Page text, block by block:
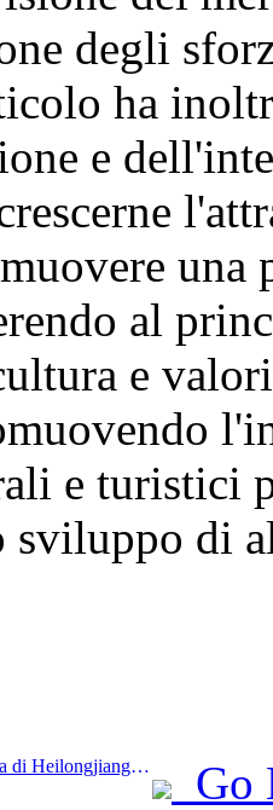
degli
ha
e
al
e
e turistici
di
Prev:Qitaihe, nella provincia di Heilongjiang, ha emanato il primo regolamento nazionale sul settore del ghiaccio e della neve, incoraggiando l'integrazione dell'intelligenza artificiale negli sport su ghiaccio e neve.
Go